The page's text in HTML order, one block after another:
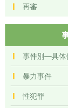
再審
事件別―具体
暴力事件
性犯罪